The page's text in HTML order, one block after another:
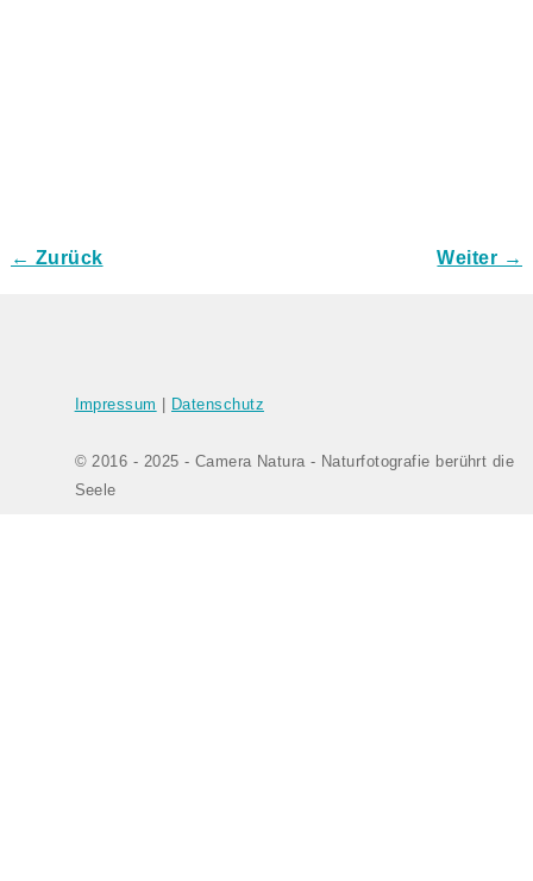
← Zurück Weiter →
Impressum Datenschutz
© 2016 - 2025 - Camera Natura - Naturfotografie berührt die
Seele